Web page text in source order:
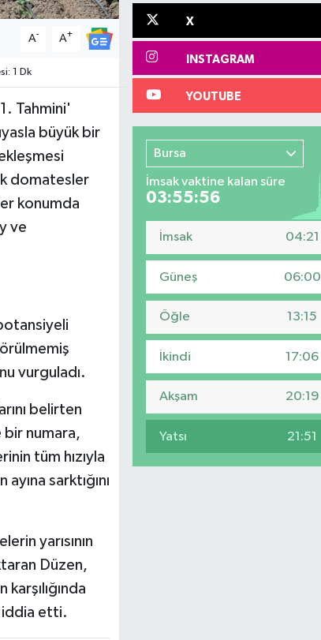
A- A+
1 Dk
Tahmini'
büyük bir
domatesler
konumda
ve
vurguladı.
belirten
bir numara,
tüm hızıyla
sarktığını
yarısının
Düzen,
iddia etti.
X
INSTAGRAM
YOUTUBE
Bursa
İmsak vaktine kalan süre
03:55:55
İmsak 04:21
Güneş 06:00
Öğle 13:15
İkindi 17:06
Akşam 20:19
Yatsı 21:51